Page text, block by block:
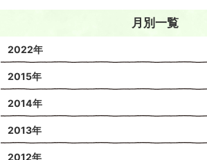
月別一覧
2022年
2015年
2014年
2013年
2012年